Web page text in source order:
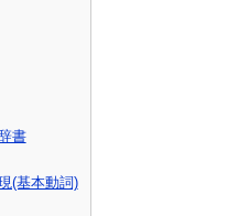
書
(基本動詞)